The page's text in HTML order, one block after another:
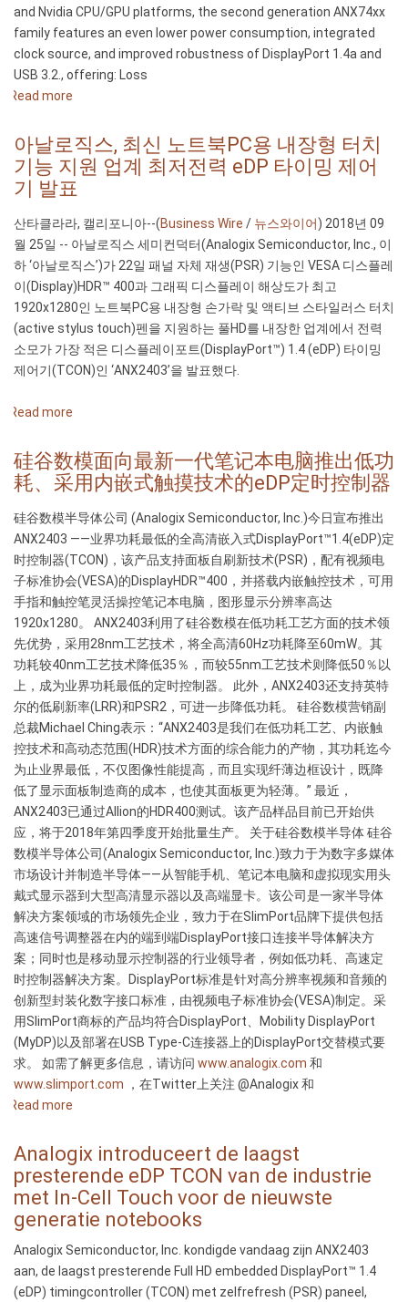
di
testa
di
Analogix
concerne
le
tecnologie
C
e
DisplayPort
via
USB-
C
mediante
l’integrazione
numero...
and Nvidia CPU/GPU platforms, the second generation ANX74xx
family features an even lower power consumption, integrated
clock source, and improved robustness of DisplayPort 1.4a and
USB 3.2., offering: Loss
Read more
Generation
ANX74xx
Family
of
10
Gbps
USB
3.2
Single-
Chip
Re-
Timer
Lead
in
USB-
C
and
DisplayPort
Over
USB-
C
by
Integrating
More
Functions
and
Performance
아날로직스, 최신 노트북PC용 내장형 터치
기능 지원 업계 최저전력 eDP 타이밍 제어
기 발표
산타클라라, 캘리포니아--(Business Wire / 뉴스와이어) 2018년 09
월 25일 -- 아날로직스 세미컨덕터(Analogix Semiconductor, Inc., 이
하 ‘아날로직스’)가 22일 패널 자체 재생(PSR) 기능인 VESA 디스플레
이(Display)HDR™ 400과 그래픽 디스플레이 해상도가 최고
1920x1280인 노트북PC용 내장형 손가락 및 액티브 스타일러스 터치
(active stylus touch)펜을 지원하는 풀HD를 내장한 업계에서 전력
소모가 가장 적은 디스플레이포트(DisplayPort™) 1.4 (eDP) 타이밍
제어기(TCON)인 ‘ANX2403’을 발표했다.
Read more
날
로
직
스,
최
신
노
트
북
PC
용
내
장
형
터
치
기
능
지
원
업
계
최
저
전
력
eDP
타
이
밍
제
발
표
硅谷数模面向最新一代笔记本电脑推出低功
耗、采用内嵌式触摸技术的eDP定时控制器
硅谷数模半导体公司 (Analogix Semiconductor, Inc.)今日宣布推出
ANX2403 ——业界功耗最低的全高清嵌入式DisplayPort™1.4(eDP)定
时控制器(TCON)，该产品支持面板自刷新技术(PSR)，配有视频电
子标准协会(VESA)的DisplayHDR™400，并搭载内嵌触控技术，可用
手指和触控笔灵活操控笔记本电脑，图形显示分辨率高达
1920x1280。 ANX2403利用了硅谷数模在低功耗工艺方面的技术领
先优势，采用28nm工艺技术，将全高清60Hz功耗降至60mW。其
功耗较40nm工艺技术降低35％，而较55nm工艺技术则降低50％以
上，成为业界功耗最低的定时控制器。 此外，ANX2403还支持英特
尔的低刷新率(LRR)和PSR2，可进一步降低功耗。 硅谷数模营销副
总裁Michael Ching表示：“ANX2403是我们在低功耗工艺、内嵌触
控技术和高动态范围(HDR)技术方面的综合能力的产物，其功耗迄今
为止业界最低，不仅图像性能提高，而且实现纤薄边框设计，既降
低了显示面板制造商的成本，也使其面板更为轻薄。” 最近，
ANX2403已通过Allion的HDR400测试。该产品样品目前已开始供
应，将于2018年第四季度开始批量生产。 关于硅谷数模半导体 硅谷
数模半导体公司(Analogix Semiconductor, Inc.)致力于为数字多媒体
市场设计并制造半导体——从智能手机、笔记本电脑和虚拟现实用头
戴式显示器到大型高清显示器以及高端显卡。该公司是一家半导体
解决方案领域的市场领先企业，致力于在SlimPort品牌下提供包括
高速信号调整器在内的端到端DisplayPort接口连接半导体解决方
案；同时也是移动显示控制器的行业领导者，例如低功耗、高速定
时控制器解决方案。DisplayPort标准是针对高分辨率视频和音频的
创新型封装化数字接口标准，由视频电子标准协会(VESA)制定。采
用SlimPort商标的产品均符合DisplayPort、Mobility DisplayPort
(MyDP)以及部署在USB Type-C连接器上的DisplayPort交替模式要
求。 如需了解更多信息，请访问 www.analogix.com 和
www.slimport.com ，在Twitter上关注 @Analogix 和
Read more
谷
数
模
面
向
最
新
一
Analogix introduceert de laagst
presterende eDP TCON van de industrie
met In-Cell Touch voor de nieuwste
generatie notebooks
Analogix Semiconductor, Inc. kondigde vandaag zijn ANX2403
aan, de laagst presterende Full HD embedded DisplayPort™ 1.4
(eDP) timingcontroller (TCON) met zelfrefresh (PSR) paneel,